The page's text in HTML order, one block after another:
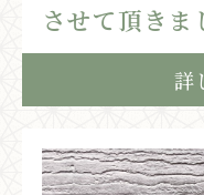
させて頂きま
詳